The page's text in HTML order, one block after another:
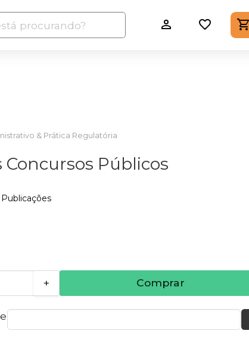
& Prática Regulatória
Concursos Públicos
Publicações
+ Comprar